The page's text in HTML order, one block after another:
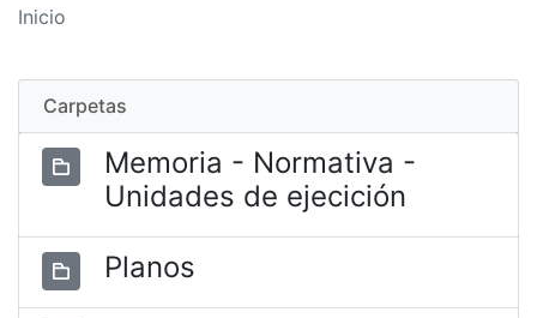
Inicio
Carpetas
Memoria - Normativa -
Unidades de ejecición
Planos